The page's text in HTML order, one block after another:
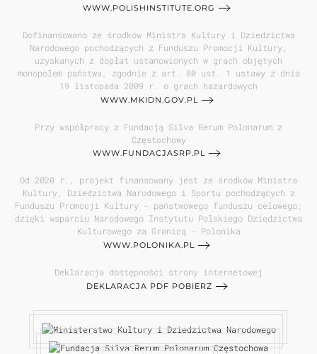
WWW.POLISHINSTITUTE.ORG
Dofinansowano ze środków Ministra Kultury i Dziedzictwa
Narodowego pochodzących z Funduszu Promocji Kultury,
uzyskanych z dopłat ustanowionych w grach objętych
monopolem państwa, zgodnie z art. 80 ust. 1 ustawy z dnia
19 listopada 2009 r. o grach hazardowych
WWW.MKIDN.GOV.PL
Przy współpracy z Fundacją Silva Rerum Polonarum z
Częstochowy
WWW.FUNDACJASRP.PL
Od 2020 r., projekt finansowany jest ze środków Ministra
Kultury, Dziedzictwa Narodowego i Sportu pochodzących z
Funduszu Promocji Kultury - państwowego funduszu celowego;
dzięki wsparciu Narodowego Instytutu Polskiego Dziedzictwa
Kulturowego za Granicą - Polonika
WWW.POLONIKA.PL
Deklaracja dostępności strony internetowej
DEKLARACJA PDF POBIERZ